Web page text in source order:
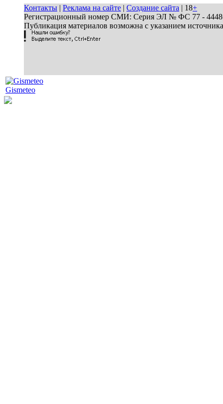
Контакты | Реклама на сайте | Создание сайта | 18+
Регистрационный номер СМИ: Серия ЭЛ № ФС 77 - 44486
Публикация материалов возможна с указанием
Gismeteo